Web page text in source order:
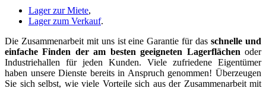
Lager zur Miete,
Lager zum Verkauf.
Die Zusammenarbeit mit uns ist eine Garantie für dasschnelle und
einfache Finden der am besten geeigneten Lagerflächen oder
Industriehallen für jeden Kunden. Viele zufriedene Eigentümer
haben unsere Dienste bereits in Anspruch genommen! Überzeugen
Sie sich selbst, wie viele Vorteile sich aus der Zusammenarbeit mit